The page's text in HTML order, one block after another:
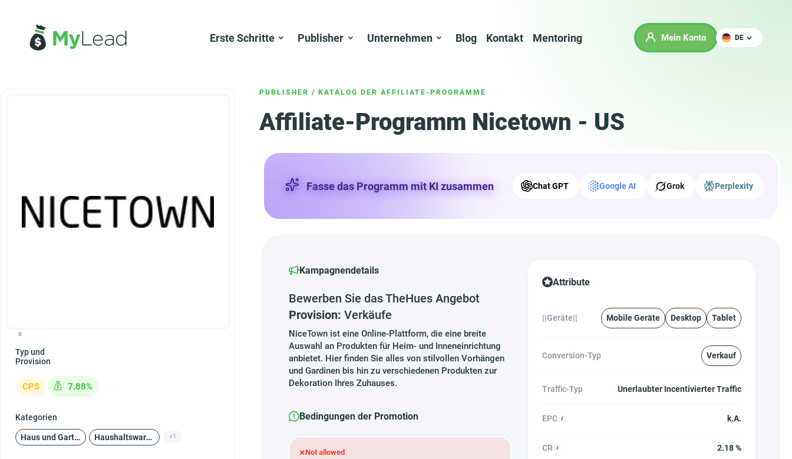
Erste Schritte Publisher Unternehmen Blog Kontakt Mentoring Mein Konto DE
PUBLISHER / KATALOG DER AFFILIATE-PROGRAMME
Affiliate-Programm Nicetown - US
0
Typ und
Provision
CPS 7.88%
Kategorien
Haus und Garten Haushaltswaren +1
Fasse das Programm mit KI zusammen Chat GPT Google AI Grok Perplexity
Kampagnendetails
Bewerben Sie das TheHues Angebot
Provision: Verkäufe
NiceTown ist eine Online-Plattform, die eine breite
Auswahl an Produkten für Heim- und Inneneinrichtung
anbietet. Hier finden Sie alles von stilvollen Vorhängen
und Gardinen bis hin zu verschiedenen Produkten zur
Dekoration Ihres Zuhauses.
Bedingungen der Promotion
×Not allowed
Attribute
||Geräte|| Mobile Geräte Desktop Tablet
Conversion-Typ Verkauf
Traffic-Typ Unerlaubter Incentivierter Traffic
EPC k.A.
CR 2.18 %